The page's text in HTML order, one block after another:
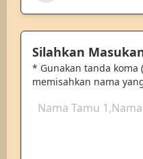
Silahkan
* Gunakan tanda koma (
memisahkan nama